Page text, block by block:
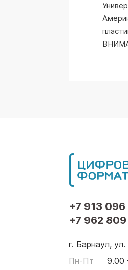
+7 913
+7 962 809
г. Барнаул,
Пн-Пт
9.00